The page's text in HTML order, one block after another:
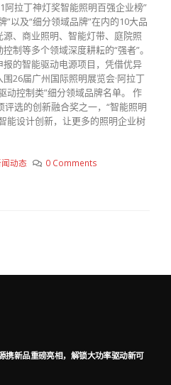
阿拉丁神灯奖智能照明百强企业榜”
”以及“细分领域品牌”在内的10大品
、商业照明、智能灯带、庭院照
制等多个领域深度耕耘的“强者”。
的智能驱动电源项目，凭借优异
26届广州国际照明展览会·阿拉丁
控制类”细分领域品牌名单。 作
选的创新融合奖之一，“智能照明
能设计创新，让更多的照明企业树
动态 0 Comments
携新品重磅亮相，解锁大功率驱动新可